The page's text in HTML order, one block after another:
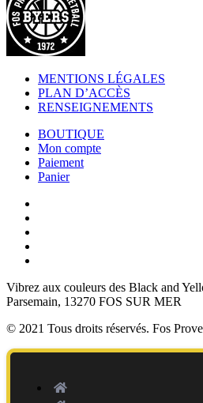
MENTIONS LÉGALES
PLAN D’ACCÈS
RENSEIGNEMENTS
BOUTIQUE
Mon compte
Paiement
Panier
Vibrez aux couleurs des Black and
Parsemain, 13270 FOS SUR MER
© 2021 Tous droits réservés. Fos